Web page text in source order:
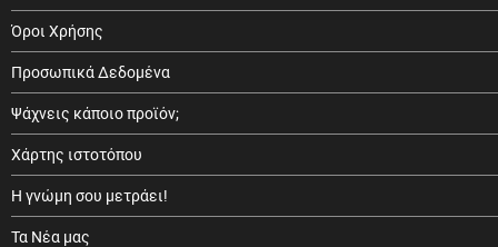
Όροι Χρήσης
Προσωπικά Δεδομένα
Ψάχνεις κάποιο προϊόν;
Χάρτης ιστοτόπου
Η γνώμη σου μετράει!
Τα Νέα μας